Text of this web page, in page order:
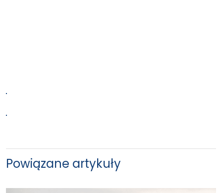
Powiązane artykuły